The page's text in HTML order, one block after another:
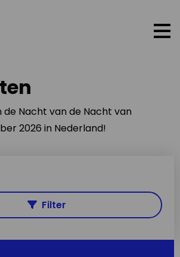
Nacht van de Nacht van
2026 in Nederland!
Filter